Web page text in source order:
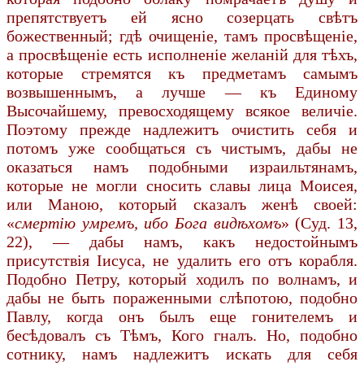
препятствуетъ ей ясно созерцать свѣтъ
божественный; гдѣ очищеніе, тамъ просвѣщеніе,
а просвѣщеніе есть исполненіе желаній для тѣхъ,
которые стремятся къ предметамъ самымъ
возвышеннымъ, а лучше — къ Единому
Высочайшему, превосходящему всякое величіе.
Поэтому прежде надлежитъ очистить себя и
потомъ уже сообщаться съ чистымъ, дабы не
оказаться намъ подобными израильтянамъ,
которые не могли сносить славы лица Моисея,
или Маною, который сказалъ женѣ своей:
«смертію умремъ, ибо Бога видѣхомъ» (Суд. 13,
22), — дабы намъ, какъ недостойнымъ
присутствія Іисуса, не удалить его отъ корабля.
Подобно Петру, который ходилъ по волнамъ, и
дабы не быть пораженными слѣпотою, подобно
Павлу, когда онъ былъ еще гонителемъ и
бесѣдовалъ съ Тѣмъ, Кого гналъ. Но, подобно
сотнику, намъ надлежитъ искать для себя